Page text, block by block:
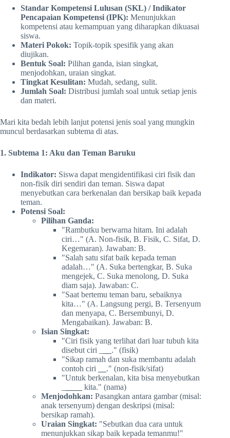
Standar Kompetensi Lulusan (SKL) / Indikator
Pencapaian Kompetensi (IPK): Menunjukkan
kompetensi atau kemampuan yang diharapkan dikuasai
siswa.
Materi Pokok: Topik-topik spesifik yang akan
diujikan.
Bentuk Soal: Pilihan ganda, isian singkat,
menjodohkan, uraian singkat.
Tingkat Kesulitan: Mudah, sedang, sulit.
Jumlah Soal: Distribusi jumlah soal untuk setiap jenis
dan materi.
Mari kita bedah lebih lanjut potensi jenis soal yang mungkin
muncul berdasarkan subtema di atas.
1. Subtema 1: Aku dan Teman Baruku
Indikator: Siswa dapat mengidentifikasi ciri fisik dan
non-fisik diri sendiri dan teman. Siswa dapat
menyebutkan cara berkenalan dan bersikap baik kepada
teman.
Potensi Soal:
Pilihan Ganda:
"Rambutku berwarna hitam. Ini adalah
ciri…" (A. Non-fisik, B. Fisik, C. Sifat, D.
Kegemaran). Jawaban: B.
"Salah satu sifat baik kepada teman
adalah…" (A. Suka bertengkar, B. Suka
mengejek, C. Suka menolong, D. Suka
diam saja). Jawaban: C.
"Saat bertemu teman baru, sebaiknya
kita…" (A. Langsung pergi, B. Tersenyum
dan menyapa, C. Bersembunyi, D.
Mengabaikan). Jawaban: B.
Isian Singkat:
"Ciri fisik yang terlihat dari luar tubuh kita
disebut ciri _
." (fisik)
"Sikap ramah dan suka membantu adalah
contoh ciri
." (non-fisik/sifat)
"Untuk berkenalan, kita bisa menyebutkan
kita." (nama)
Menjodohkan: Pasangkan antara gambar (misal:
anak tersenyum) dengan deskripsi (misal:
bersikap ramah).
Uraian Singkat: "Sebutkan dua cara untuk
menunjukkan sikap baik kepada temanmu!"